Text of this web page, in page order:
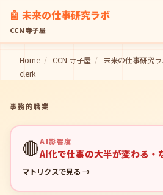
🤖 未来の仕事研究ラボ
CCN 寺子屋
Home / CCN 寺子屋 / 未来の仕事研究
clerk
事務的職業
🔴AI影響度
AI化で仕事の大半が変わる・
マトリクスで見る →